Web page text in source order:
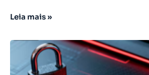
Leia mais »